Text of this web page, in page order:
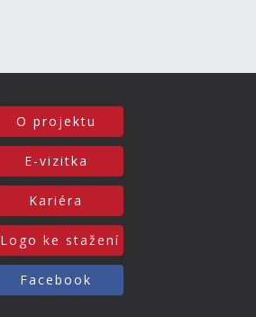
O projektu
E-vizitka
Kariéra
Logo ke stažení
Facebook